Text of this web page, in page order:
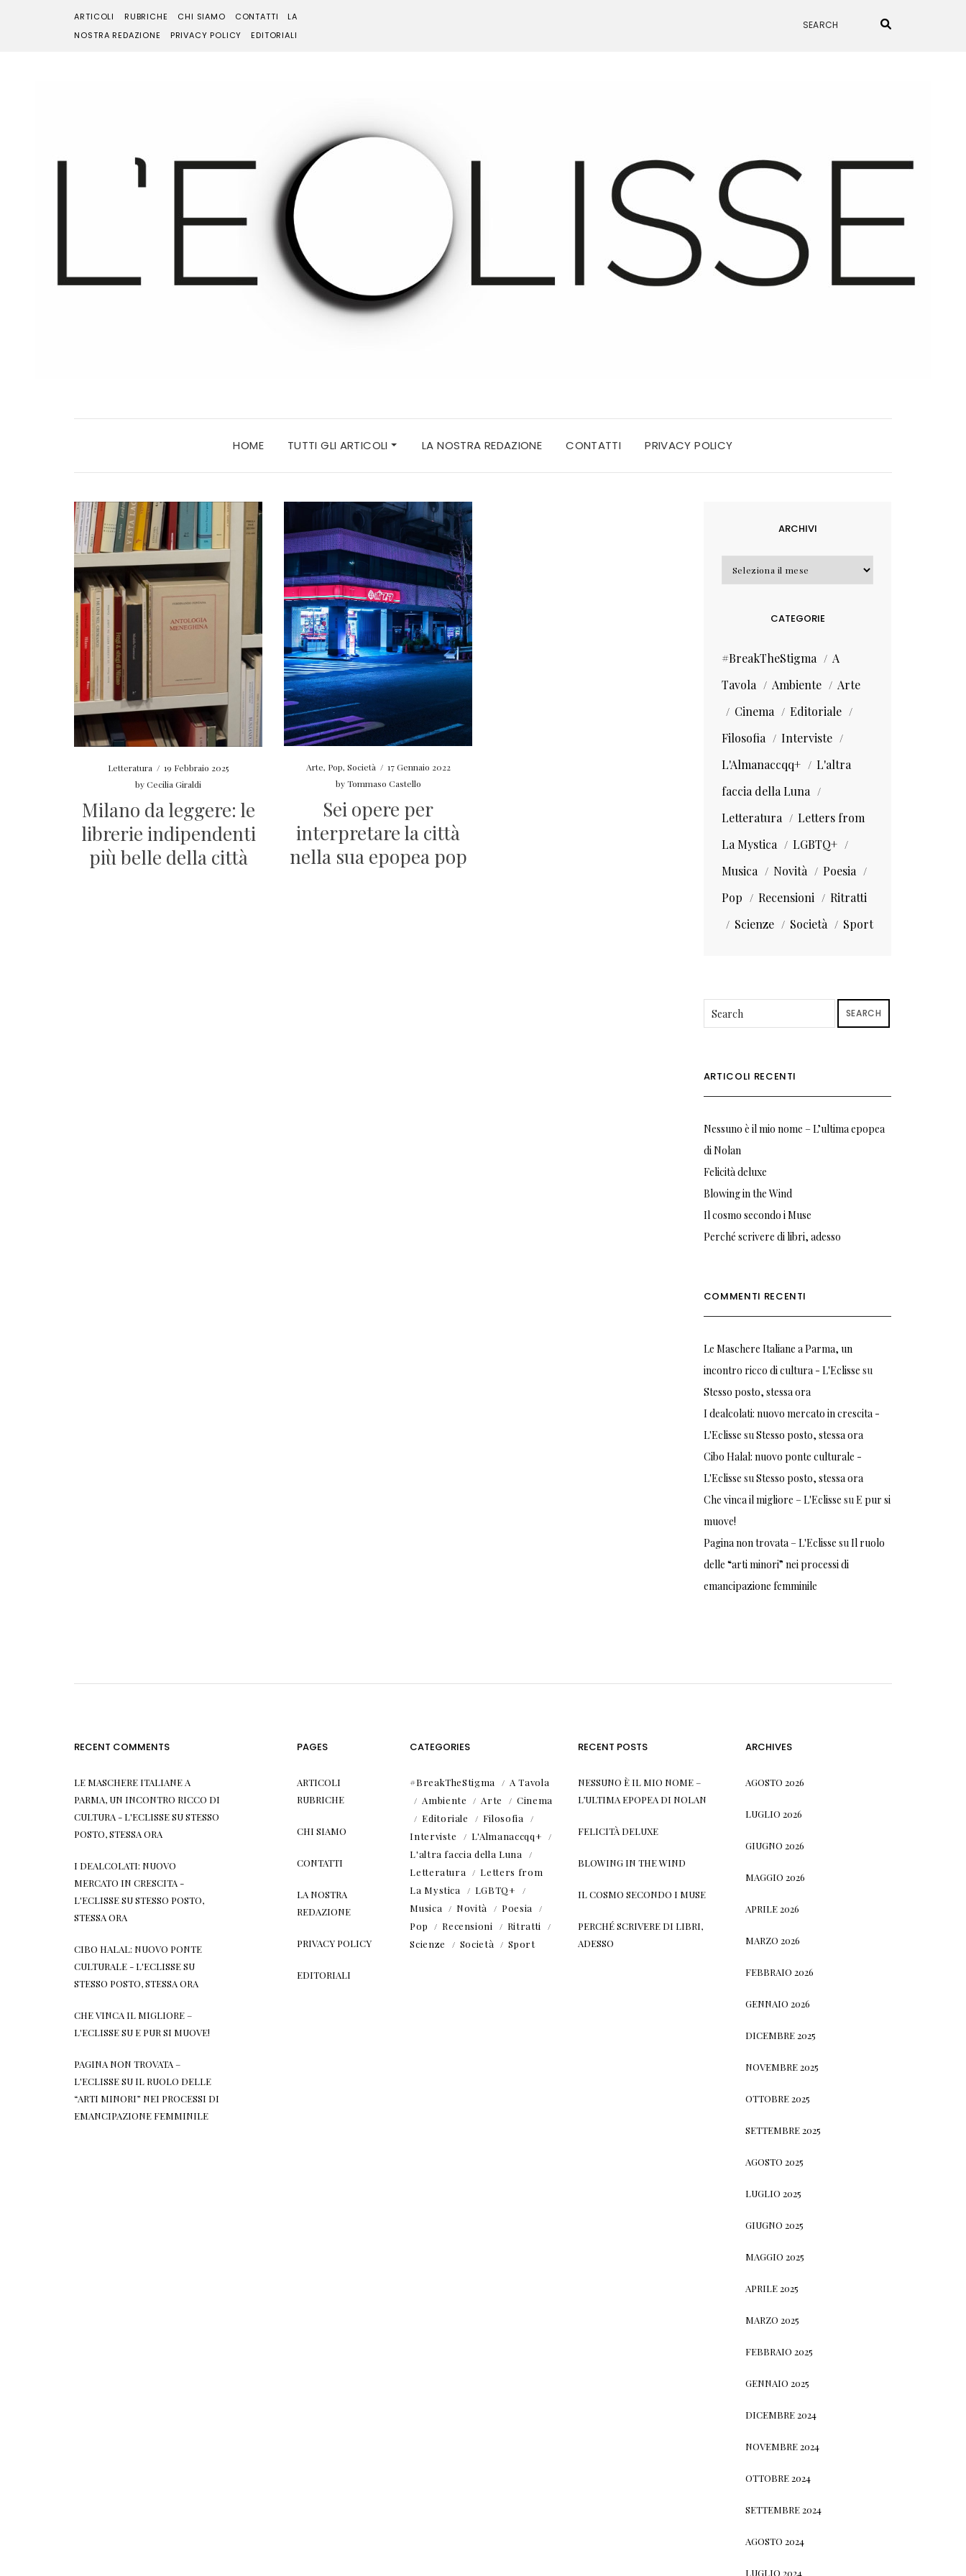
ARTICOLI RUBRICHE CHI SIAMO CONTATTI
LA
NOSTRA REDAZIONE
PRIVACY POLICY EDITORIALI
HOME TUTTI GLI ARTICOLI LA NOSTRA REDAZIONE CONTATTI PRIVACY POLICY
Letteratura / 19 Febbraio 2025
byCecilia Giraldi
Milano da leggere: le
librerie indipendenti
più belle della città
Arte, Pop, Società / 17 Gennaio 2022
byTommaso Castello
Sei opere per
interpretare la città
nella sua epopea pop
ARCHIVI
Archivi
CATEGORIE
#BreakTheStigma
A
Tavola
Ambiente
Arte
Cinema
Editoriale
Filosofia
Interviste
L'Almanaccqq+
L'altra
faccia della Luna
Letteratura
Letters from
La Mystica
LGBTQ+
Musica
Novità
Poesia
Pop
Recensioni
Ritratti
Scienze
Società Sport
SEARCH
ARTICOLI RECENTI
Nessuno è il mio nome – L’ultima epopea
di Nolan
Felicità deluxe
Blowing in the Wind
Il cosmo secondo i Muse
Perché scrivere di libri, adesso
COMMENTI RECENTI
Le Maschere Italiane a Parma, un
incontro ricco di cultura - L'Eclisse su
Stesso posto, stessa ora
I dealcolati: nuovo mercato in crescita -
L'Eclisse suStesso posto, stessa ora
Cibo Halal: nuovo ponte culturale -
L'Eclisse suStesso posto, stessa ora
Che vinca il migliore – L'Eclisse suE pur si
muove!
Pagina non trovata – L'Eclisse suIl ruolo
delle “arti minori” nei processi di
emancipazione femminile
RECENT COMMENTS
LE MASCHERE ITALIANE A
PARMA, UN INCONTRO RICCO DI
CULTURA - L'ECLISSESUSTESSO
POSTO, STESSA ORA
I DEALCOLATI: NUOVO
MERCATO IN CRESCITA -
L'ECLISSESUSTESSO POSTO,
STESSA ORA
CIBO HALAL: NUOVO PONTE
CULTURALE - L'ECLISSESU
STESSO POSTO, STESSA ORA
CHE VINCA IL MIGLIORE –
L'ECLISSESU E PUR SI MUOVE!
PAGINA NON TROVATA –
L'ECLISSESU IL RUOLO DELLE
“ARTI MINORI” NEI PROCESSI DI
EMANCIPAZIONE FEMMINILE
PAGES
ARTICOLI
RUBRICHE
CHI SIAMO
CONTATTI
LA NOSTRA
REDAZIONE
PRIVACY POLICY
EDITORIALI
CATEGORIES
#BreakTheStigma
A Tavola
Ambiente
Arte
Cinema
Editoriale
Filosofia
Interviste
L'Almanaccqq+
L'altra faccia della Luna
Letteratura
Letters from
La Mystica
LGBTQ+
Musica
Novità
Poesia
Pop
Recensioni
Ritratti
Scienze
Società Sport
RECENT POSTS
NESSUNO È IL MIO NOME –
L’ULTIMA EPOPEA DI NOLAN
FELICITÀ DELUXE
BLOWING IN THE WIND
IL COSMO SECONDO I MUSE
PERCHÉ SCRIVERE DI LIBRI,
ADESSO
ARCHIVES
AGOSTO 2026
LUGLIO 2026
GIUGNO 2026
MAGGIO 2026
APRILE 2026
MARZO 2026
FEBBRAIO 2026
GENNAIO 2026
DICEMBRE 2025
NOVEMBRE 2025
OTTOBRE 2025
SETTEMBRE 2025
AGOSTO 2025
LUGLIO 2025
GIUGNO 2025
MAGGIO 2025
APRILE 2025
MARZO 2025
FEBBRAIO 2025
GENNAIO 2025
DICEMBRE 2024
NOVEMBRE 2024
OTTOBRE 2024
SETTEMBRE 2024
AGOSTO 2024
LUGLIO 2024